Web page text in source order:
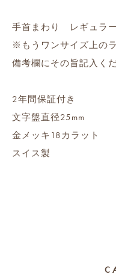
手首まわり レギュラ
※もうワンサイズ上の
備考欄にその旨記入くだ
2年間保証付き
文字盤直径25mm
金メッキ18カラット
スイス製